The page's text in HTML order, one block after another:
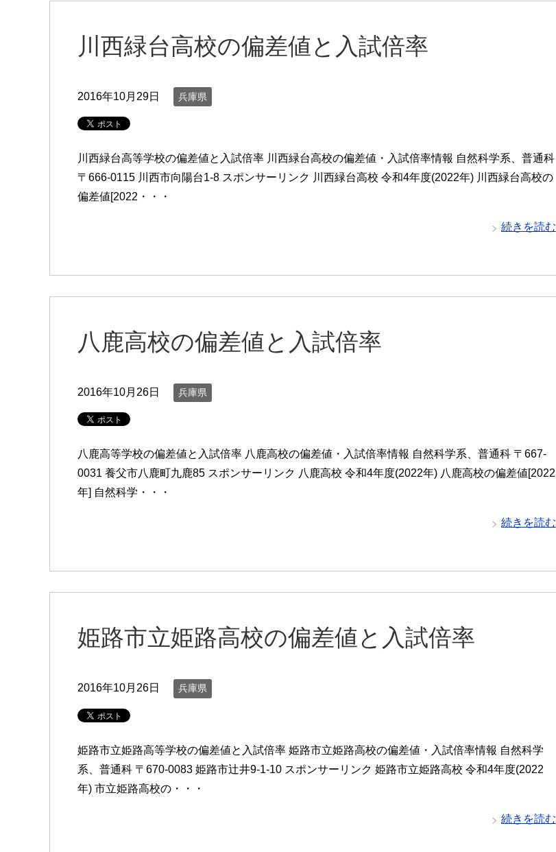
川西緑台高校の偏差値と入試倍率
2016年10月29日 兵庫県
川西緑台高等学校の偏差値と入試倍率 川西緑台高校の偏差値・入試倍率情報 自然科学系、普通科
〒666-0115 川西市向陽台1-8 スポンサーリンク 川西緑台高校 令和4年度(2022年) 川西緑台高校の
偏差値[2022・・・
続きを読む
八鹿高校の偏差値と入試倍率
2016年10月26日 兵庫県
八鹿高等学校の偏差値と入試倍率 八鹿高校の偏差値・入試倍率情報 自然科学系、普通科 〒667-
0031 養父市八鹿町九鹿85 スポンサーリンク 八鹿高校 令和4年度(2022年) 八鹿高校の偏差値[2022
年] 自然科学・・・
続きを読む
姫路市立姫路高校の偏差値と入試倍率
2016年10月26日 兵庫県
姫路市立姫路高等学校の偏差値と入試倍率 姫路市立姫路高校の偏差値・入試倍率情報 自然科学
系、普通科 〒670-0083 姫路市辻井9-1-10 スポンサーリンク 姫路市立姫路高校 令和4年度(2022
年) 市立姫路高校の・・・
続きを読む